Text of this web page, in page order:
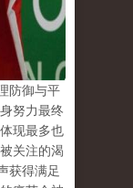
防御与平
努力最终
现最多也
被关注的渴
获得满足